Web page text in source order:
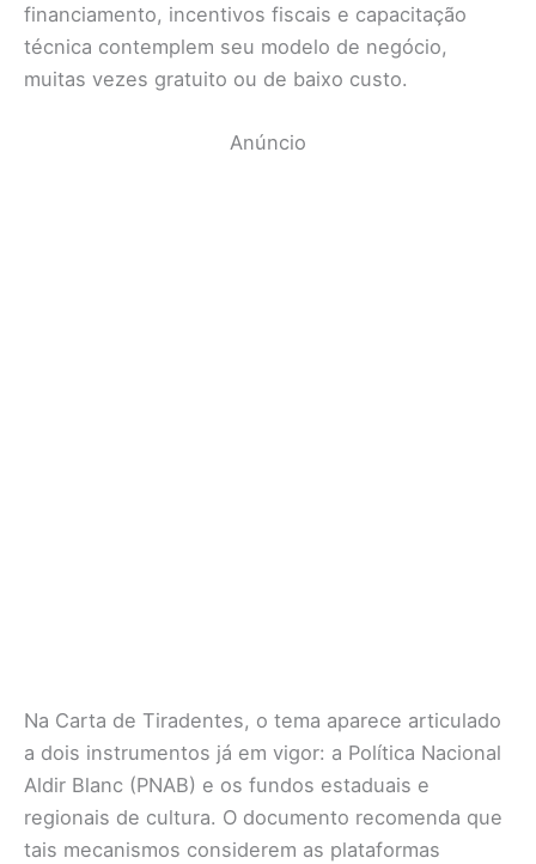
financiamento, incentivos fiscais e capacitação
técnica contemplem seu modelo de negócio,
muitas vezes gratuito ou de baixo custo.
Anúncio
Na Carta de Tiradentes, o tema aparece articulado
a dois instrumentos já em vigor: a Política Nacional
Aldir Blanc (PNAB) e os fundos estaduais e
regionais de cultura. O documento recomenda que
tais mecanismos considerem as plataformas